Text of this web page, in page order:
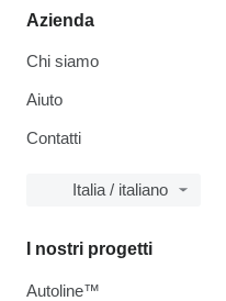
Azienda
Chi siamo
Aiuto
Contatti
Italia / italiano
I nostri progetti
Autoline™